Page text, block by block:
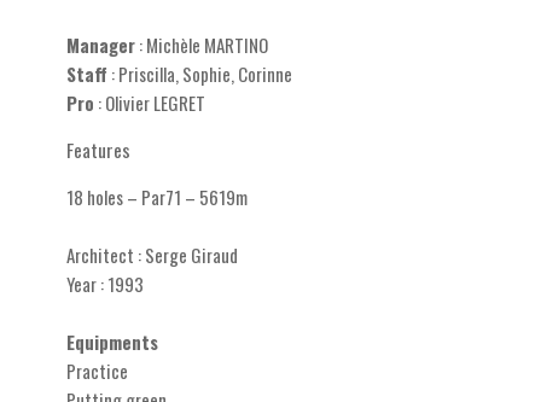
Manager: Michèle MARTINO
Staff : Priscilla, Sophie, Corinne
Pro : Olivier LEGRET
Features
18 holes – Par71 – 5619m
Architect : Serge Giraud
Year : 1993
Equipments
Practice